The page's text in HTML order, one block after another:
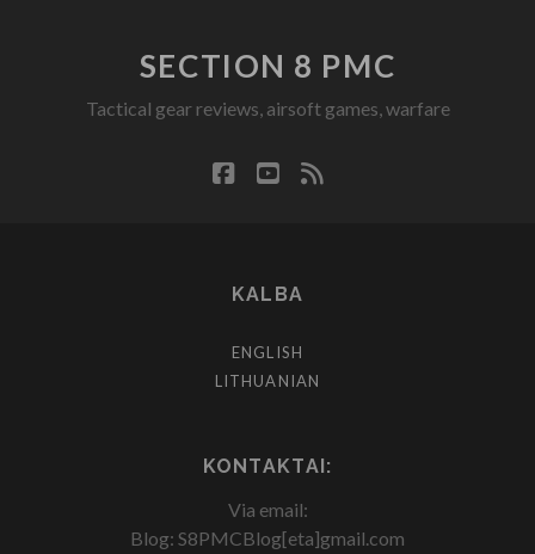
SECTION 8 PMC
Tactical gear reviews, airsoft games, warfare
facebook
youtube
rss
KALBA
ENGLISH
LITHUANIAN
KONTAKTAI:
Via email:
Blog: S8PMCBlog[eta]gmail.com